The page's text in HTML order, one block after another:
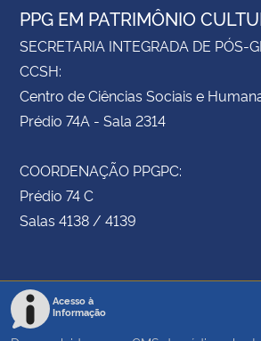
PPG EM PATRIMÔNIO
SECRETARIA INTEGRADA DE PÓS-
CCSH:
Centro de Ciências Sociais e
Prédio 74A - Sala 2314
COORDENAÇÃO PPGPC:
Prédio 74 C
Salas 4138 / 4139
Acesso à
Informação